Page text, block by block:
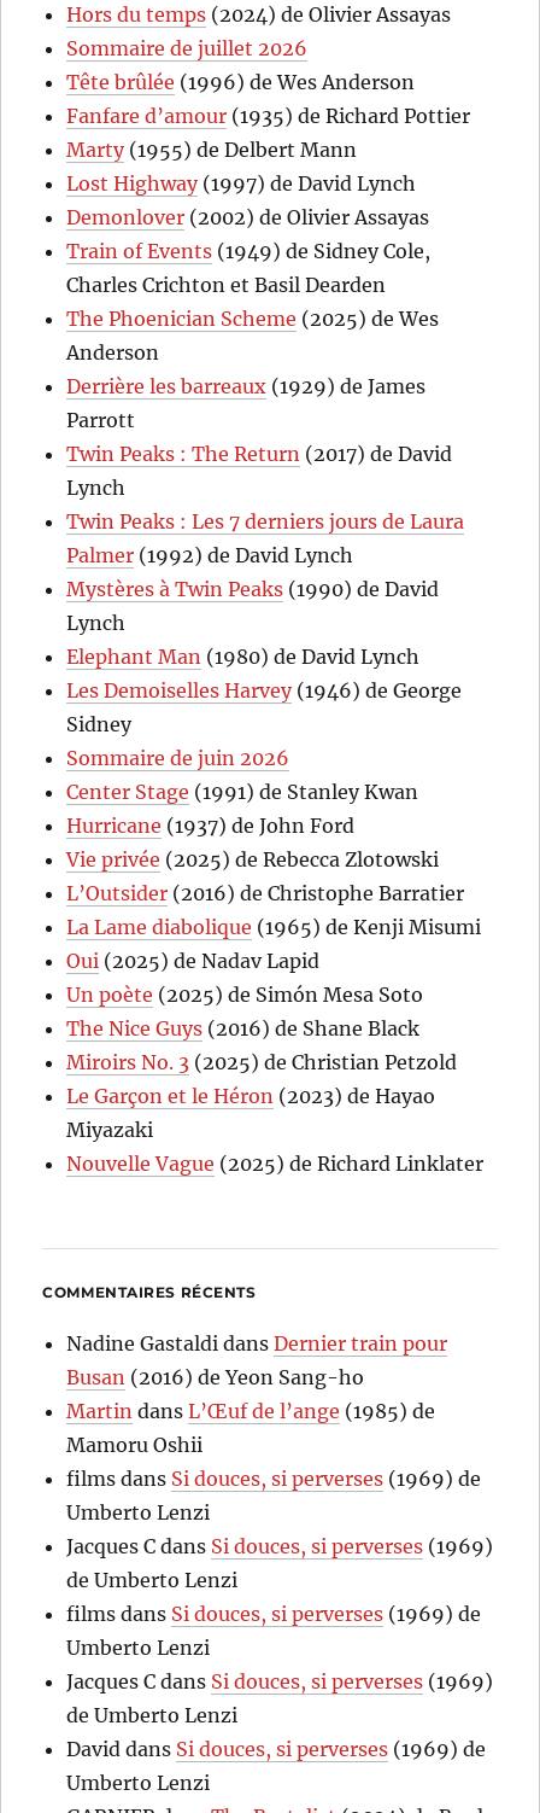
Hors du temps (2024) de Olivier Assayas
Sommaire de juillet 2026
Tête brûlée (1996) de Wes Anderson
Fanfare d’amour (1935) de Richard Pottier
Marty(1955) de Delbert Mann
Lost Highway(1997) de David Lynch
Demonlover (2002) de Olivier Assayas
Train of Events (1949) de Sidney Cole,
Charles Crichton et Basil Dearden
The Phoenician Scheme (2025) de Wes
Anderson
Derrière les barreaux (1929) de James
Parrott
Twin Peaks : The Return (2017) de David
Lynch
Twin Peaks : Les 7 derniers jours de Laura
Palmer (1992) de David Lynch
Mystères à Twin Peaks (1990) de David
Lynch
Elephant Man (1980) de David Lynch
Les Demoiselles Harvey(1946) de George
Sidney
Sommaire de juin 2026
Center Stage (1991) de Stanley Kwan
Hurricane (1937) de John Ford
Vie privée (2025) de Rebecca Zlotowski
L’Outsider (2016) de Christophe Barratier
La Lame diabolique (1965) de Kenji Misumi
Oui (2025) de Nadav Lapid
Un poète (2025) de Simón Mesa Soto
The Nice Guys (2016) de Shane Black
Miroirs No. 3 (2025) de Christian Petzold
Le Garçon et le Héron (2023) de Hayao
Miyazaki
Nouvelle Vague (2025) de Richard Linklater
COMMENTAIRES RÉCENTS
Nadine Gastaldi dansDernier train pour
Busan (2016) de Yeon Sang-ho
Martin dansL’Œuf de l’ange (1985) de
Mamoru Oshii
films dans Si douces, si perverses (1969) de
Umberto Lenzi
Jacques C dans Si douces, si perverses (1969)
de Umberto Lenzi
films dans Si douces, si perverses (1969) de
Umberto Lenzi
Jacques C dans Si douces, si perverses (1969)
de Umberto Lenzi
David dans Si douces, si perverses (1969) de
Umberto Lenzi